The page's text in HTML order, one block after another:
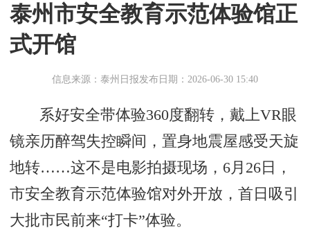
泰州市安全教育示范体验馆正
式开馆
信息来源：泰州日报发布日期：2026-06-30 15:40
系好安全带体验360度翻转，戴上VR眼
镜亲历醉驾失控瞬间，置身地震屋感受天旋
地转……这不是电影拍摄现场，6月26日，
市安全教育示范体验馆对外开放，首日吸引
大批市民前来“打卡”体验。